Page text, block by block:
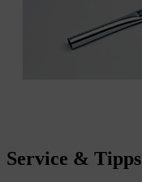
Service & Tipps